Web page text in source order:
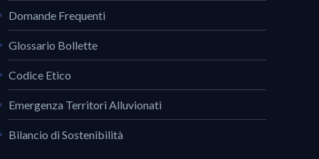
Domande Frequenti
Glossario Bollette
Codice Etico
Emergenza Territori Alluvionati
Bilancio di Sostenibilità